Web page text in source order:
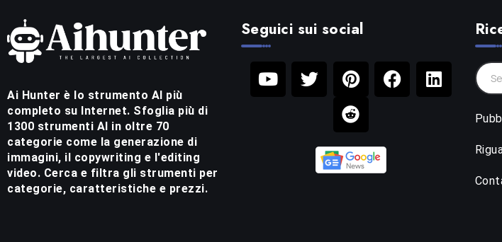
Ai Hunter è lo strumento AI più
completo su Internet. Sfoglia più di
1300 strumenti AI in oltre 70
categorie come la generazione di
immagini, il copywriting e l'editing
video. Cerca e filtra gli strumenti per
categorie, caratteristiche e prezzi.
Seguici sui social